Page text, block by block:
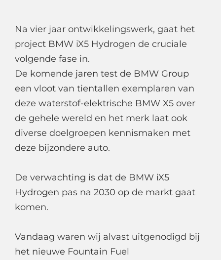
Na vier jaar ontwikkelingswerk, gaat het
project BMW iX5 Hydrogen de cruciale
volgende fase in.
De komende jaren test de BMW Group
een vloot van tientallen exemplaren van
deze waterstof-elektrische BMW X5 over
de gehele wereld en het merk laat ook
diverse doelgroepen kennismaken met
deze bijzondere auto.
De verwachting is dat de BMW iX5
Hydrogen pas na 2030 op de markt gaat
komen.
Vandaag waren wij alvast uitgenodigd bij
het nieuwe Fountain Fuel